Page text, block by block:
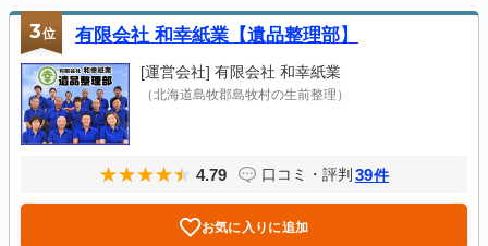
3位 有限会社 和幸紙業【遺品整理部】
[運営会社] 有限会社 和幸紙業
（北海道島牧郡島牧村の生前整理）
4.79 口コミ・評判 39件
お気に入りに追加